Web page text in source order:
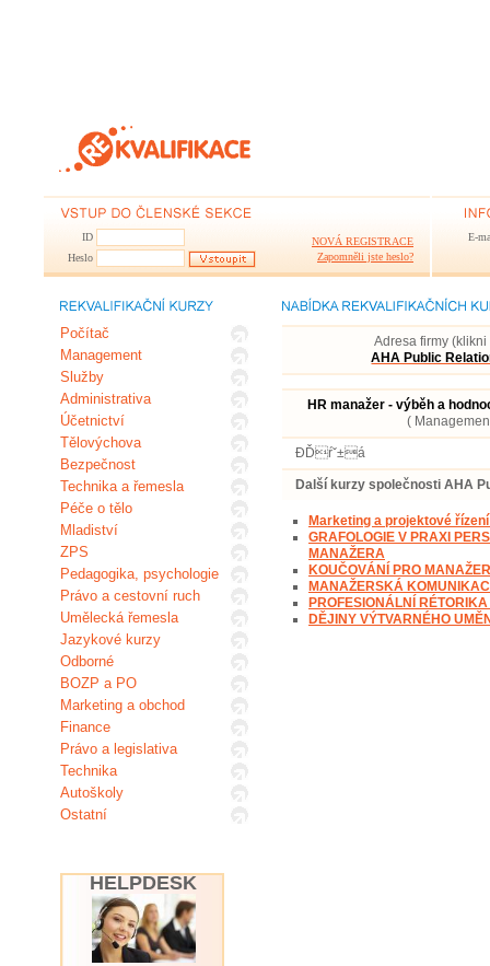
ID
Heslo
NOVÁ REGISTRACE
Zapomněli jste heslo?
E-
Počítač
Management
Služby
Administrativa
Účetnictví
Tělovýchova
Bezpečnost
Technika a řemesla
Péče o tělo
Mladiství
ZPS
Pedagogika, psychologie
Právo a cestovní ruch
Umělecká řemesla
Jazykové kurzy
Odborné
BOZP a PO
Marketing a obchod
Finance
Právo a legislativa
Technika
Autoškoly
Ostatní
HELPDESK
Adresa firmy
AHA Public
HR manažer - výběh a
(
ĐĎŕˇ±á
Další kurzy společnosti AHA
Marketing a projektové
GRAFOLOGIE V PRAXI
MANAŽERA
KOUČOVÁNÍ PRO
MANAŽERSKÁ
PROFESIONÁLNÍ
DĚJINY VÝTVARNÉHO